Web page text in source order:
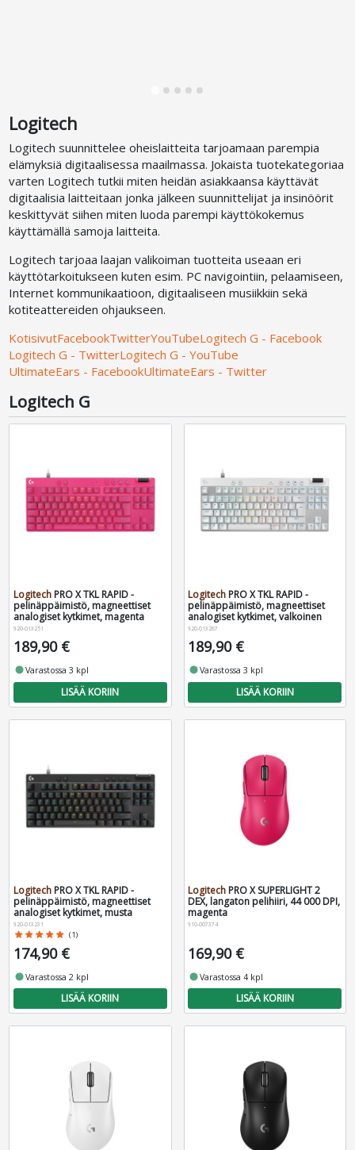
Logitech
Logitech suunnittelee oheislaitteita tarjoamaan parempia
elämyksiä digitaalisessa maailmassa. Jokaista tuotekategoriaa
varten Logitech tutkii miten heidän asiakkaansa käyttävät
digitaalisia laitteitaan jonka jälkeen suunnittelijat ja insinöörit
keskittyvät siihen miten luoda parempi käyttökokemus
käyttämällä samoja laitteita.
Logitech tarjoaa laajan valikoiman tuotteita useaan eri
käyttötarkoitukseen kuten esim. PC navigointiin, pelaamiseen,
Internet kommunikaatioon, digitaaliseen musiikkiin sekä
kotiteattereiden ohjaukseen.
KotisivutFacebookTwitterYouTubeLogitech G - Facebook
Logitech G - TwitterLogitech G - YouTube
UltimateEars - FacebookUltimateEars - Twitter
Logitech G
Logitech PRO X TKL RAPID -
pelinäppäimistö, magneettiset
analogiset kytkimet, magenta
920-013251
189,90 €
fiber_manual_recordVarastossa 3 kpl
LISÄÄ KORIIN
Logitech PRO X TKL RAPID -
pelinäppäimistö, magneettiset
analogiset kytkimet, valkoinen
920-013287
189,90 €
fiber_manual_recordVarastossa 3 kpl
LISÄÄ KORIIN
Logitech PRO X TKL RAPID -
pelinäppäimistö, magneettiset
analogiset kytkimet, musta
920-013231
star star star star star (1)
174,90 €
fiber_manual_recordVarastossa 2 kpl
LISÄÄ KORIIN
Logitech PRO X SUPERLIGHT 2
DEX, langaton pelihiiri, 44 000 DPI,
magenta
910-007374
169,90 €
fiber_manual_recordVarastossa 4 kpl
LISÄÄ KORIIN